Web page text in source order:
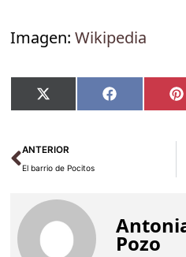
Imagen:Wikipedia
Compartir
en
X
(Twitter)
Compartir
en
Facebook
Ant
ANTERIOR
El barrio de Pocitos
Pozo